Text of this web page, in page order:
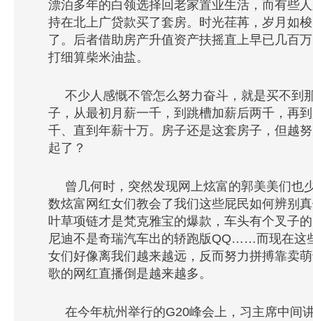
漂泊多年的白领选择回老家置业生活，而有些
持在北上广贷款买了套房。时光荏苒，岁月如
了。后者借助房产升值资产扶摇直上早已几百
打细算柴米油盐。
不少人感慨不管怎么努力奋斗，就是买不到
子，从最初月薪一千，到跳槽加薪后两千，再
千、直到年薪十万。房子还是这套房子，但越
起了？
曾几何时，突然发现网上炫富的郭美美们也
数炫富网红女们教会了我们这些屁民如何辨别
叶草项链才是梵克雅宝的爆款，车头有个叉子
尼迪不是奇瑞汽车出的轿跑版QQ……而现在这
女们好像离我们越来越远，反而努力拼搏靠卖
歌的网红直播倒是越来越多。
在今年杭州举行的G20峰会上，习主席中间